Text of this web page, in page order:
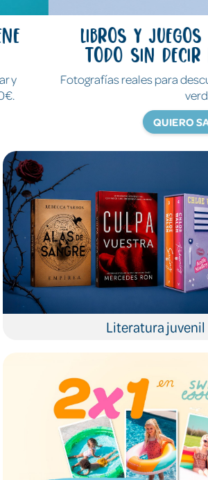
Libros y juegos que
todo sin decir ni
Fotografías reales para descubrir y
QUIERO SABER MÁS
Literatura juvenil